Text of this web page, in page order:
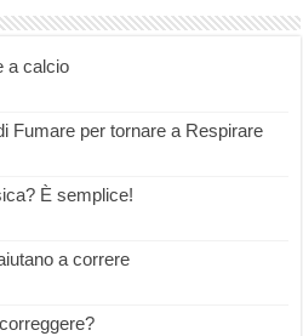
a calcio
Fumare per tornare a Respirare
È semplice!
a correre